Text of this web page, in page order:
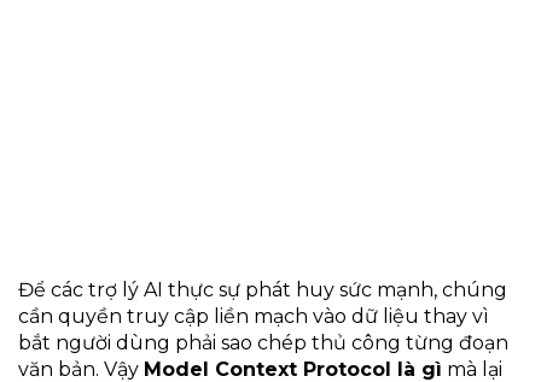
Để các trợ lý AI thực sự phát huy sức mạnh, chúng
cần quyền truy cập liền mạch vào dữ liệu thay vì
bắt người dùng phải sao chép thủ công từng đoạn
văn bản. Vậy Model Context Protocol là gì mà lại